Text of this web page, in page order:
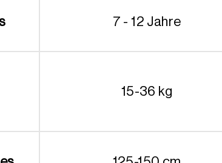
7 - 12 Jahre
15-36 kg